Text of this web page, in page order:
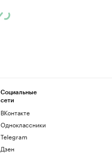
Социальные
сети
ВКонтакте
Одноклассники
Telegram
Дзен